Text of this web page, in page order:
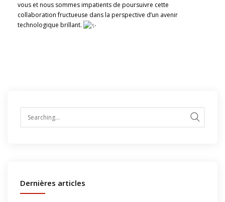
vous et nous sommes impatients de poursuivre cette
collaboration fructueuse dans la perspective d’un avenir
technologique brillant.
for:
Dernières articles